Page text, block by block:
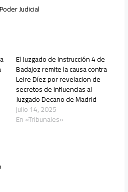
Judicial
El Juzgado de Instrucción 4 de
Badajoz remite la causa contra
Leire Díez por revelacion de
secretos de influencias al
Juzgado Decano de Madrid
julio 14, 2025
En «Tribunales»